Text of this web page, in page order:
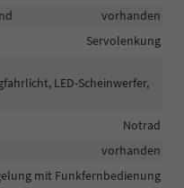
vorhanden
Servolenkung
LED-Scheinwerfer,
Notrad
vorhanden
mit Funkfernbedienung